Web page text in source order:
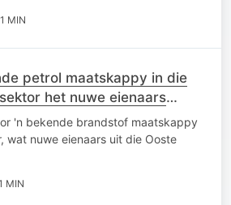
1 MIN
petrol maatskappy in die
het nuwe eienaars
'n bekende brandstof maatskappy
wat nuwe eienaars uit die Ooste
MIN